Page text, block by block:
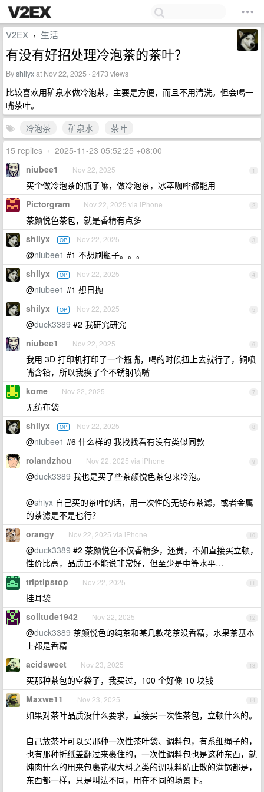
V2EX › 生活
有没有好招处理冷泡茶的茶叶？
Byshilyxat Nov 22, 2025 · 2473 views
比较喜欢用矿泉水做冷泡茶，主要是方便，而且不用清洗。但会喝一
嘴茶叶。
冷泡茶
矿泉水
茶叶
15 replies • 2025-11-23 05:52:25 +08:00
1
niubee1 Nov 22, 2025
买个做冷泡茶的瓶子嘛，做冷泡茶，冰萃咖啡都能用
2
Pictorgram Nov 22, 2025 via iPhone
茶颜悦色茶包，就是香精有点多
3
shilyx OP Nov 22, 2025
@niubee1 #1 不想刷瓶子。。。
4
shilyx OP Nov 22, 2025
@niubee1 #1 想日抛
5
shilyx OP Nov 22, 2025
@duck3389 #2 我研究研究
6
niubee1 Nov 22, 2025
我用 3D 打印机打印了一个瓶嘴，喝的时候扭上去就行了，铜喷
嘴含铅，所以我换了个不锈钢喷嘴
7
kome Nov 22, 2025
无纺布袋
8
shilyx OP Nov 22, 2025
@niubee1 #6 什么样的 我找找看有没有类似同款
9
rolandzhou Nov 22, 2025 via iPhone
@duck3389 我也是买了些茶颜悦色茶包来冷泡。
@shiyx 自己买的茶叶的话，用一次性的无纺布茶滤，或者金属
的茶滤是不是也行？
10
orangy Nov 22, 2025 via iPhone
@duck3389 #2 茶颜悦色不仅香精多，还贵，不如直接买立顿，
性价比高，品质虽不能说非常好，但至少是中等水平…
11
triptipstop Nov 22, 2025
挂耳袋
12
solitude1942 Nov 22, 2025
@duck3389 茶颜悦色的纯茶和某几款花茶没香精，水果茶基本
上都是香精
13
acidsweet Nov 23, 2025
买那种茶包的空袋子，我买过，100 个好像 10 块钱
14
Maxwe11 Nov 23, 2025
如果对茶叶品质没什么要求，直接买一次性茶包，立顿什么的。
自己放茶叶可以买那种一次性茶叶袋、调料包，有系细绳子的，
也有那种折纸盖翻过来裹住的，一次性调料包也是这种东西，就
炖肉什么的用来包裹花椒大料之类的调味料防止散的满锅都是，
东西都一样，只是叫法不同，用在不同的场景下。